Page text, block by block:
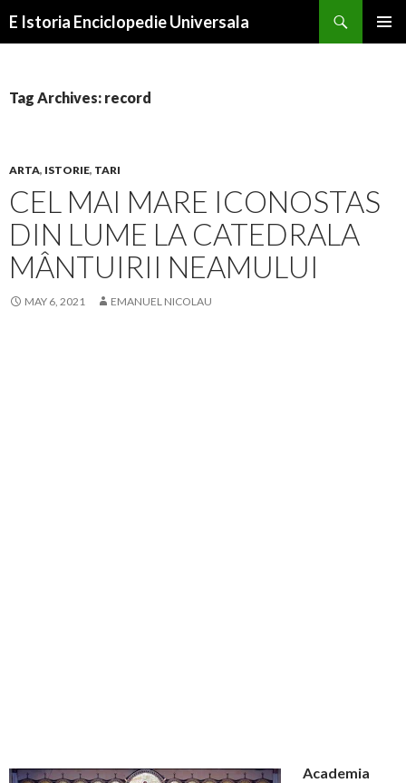
E Istoria Enciclopedie Universala
Tag Archives: record
ARTA, ISTORIE, TARI
CEL MAI MARE ICONOSTAS
DIN LUME LA CATEDRALA
MÂNTUIRII NEAMULUI
MAY 6, 2021 EMANUEL NICOLAU
Academia